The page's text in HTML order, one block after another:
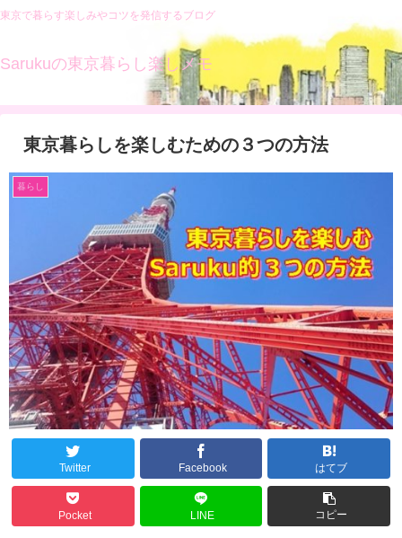
東京で暮らす楽しみやコツを発信するブログ
Sarukuの東京暮らし楽しメモ
東京暮らしを楽しむための３つの方法
暮らし
Twitter Facebook はてブ
Pocket LINE コピー